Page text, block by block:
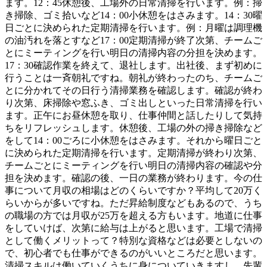
ます。12：45休憩後、工場外の日常清掃を行います。例：掃
き掃除、ゴミ拾いなど14：00小休憩をはさみます。14：30曜
日ごとに決められた定期清掃を行います。例：月曜は調理機
の油汚れを落とすなど17：00定期清掃が終了次第、チームご
とにミーティングを行い明日の清掃内容の分担を決めます。
17：30確認作業を終えて、退社します。出社後、まず初めに
行うことは一斉朝礼ですね。朝礼が終わったのち、チームご
とに分かれてその日行う清掃業務を確認します。確認が終わ
り次第、床掃除や窓ふき、ゴミ出しといった日常清掃を行い
ます。正午にお昼休憩を取り、仕事仲間と話したりして気持
ちをリフレッシュします。休憩後、工場の外の掃き掃除など
をして14：00ごろに小休憩をはさみます。それから曜日ごと
に決められた定期清掃を行います。定期清掃が終わり次第、
チームごとにミーティングを行い明日の清掃内容の確認や分
担を決めます。確認の後、一日の業務が終わります。今の仕
事について月収の相場はどのくらいですか？平均して20万く
らいからが多いですね。ただ昇給制度などもあるので、うち
の職場の方では月収が25万を超える方もいます。地道に仕事
をしていけば、次第に給与は上がると思います。工場で清掃
として働くメリットって？特別な資格などは必要としないの
で、初心者でも仕事ができるのがいいところだと思います。